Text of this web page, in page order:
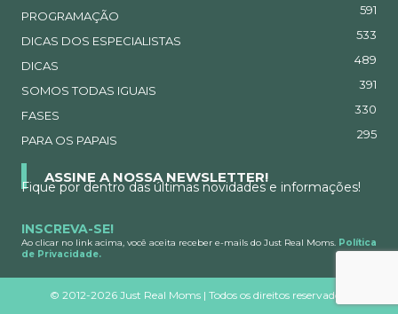
PROGRAMAÇÃO 591
DICAS DOS ESPECIALISTAS 533
DICAS 489
SOMOS TODAS IGUAIS 391
FASES 330
PARA OS PAPAIS 295
ASSINE A NOSSA NEWSLETTER!
Fique por dentro das últimas novidades e informações!
INSCREVA-SE!
Ao clicar no link acima, você aceita receber e-mails do Just Real Moms. Política
de Privacidade.
© 2012-2026 Just Real Moms | Todos os direitos reservados.